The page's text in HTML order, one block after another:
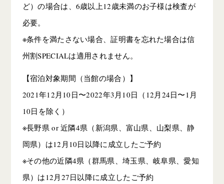
ど）の場合は、6歳以上12歳未満のお子様は検査が
必要。
※条件を満たさない場合、証明書を忘れた場合は信
州割SPECIALは適用されません。
【宿泊対象期間（当館の場合）】
2021年12月10日〜2022年3月10日（12月24日〜1月
10日を除く）
※長野県 or 近隣4県（新潟県、富山県、山梨県、静
岡県）は12月10日以降に成立したご予約
※その他の近隣4県（群馬県、埼玉県、岐阜県、愛知
県）は12月27日以降に成立したご予約